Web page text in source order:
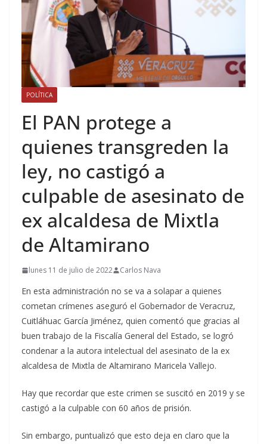
POLÍTICA
El PAN protege a
quienes transgreden la
ley, no castigó a
culpable de asesinato de
ex alcaldesa de Mixtla
de Altamirano
lunes 11 de julio de 2022 Carlos Nava
En esta administración no se va a solapar a quienes
cometan crímenes aseguró el Gobernador de Veracruz,
Cuitláhuac García Jiménez, quien comentó que gracias al
buen trabajo de la Fiscalía General del Estado, se logró
condenar a la autora intelectual del asesinato de la ex
alcaldesa de Mixtla de Altamirano Maricela Vallejo.
Hay que recordar que este crimen se suscitó en 2019 y se
castigó a la culpable con 60 años de prisión.
Sin embargo, puntualizó que esto deja en claro que la